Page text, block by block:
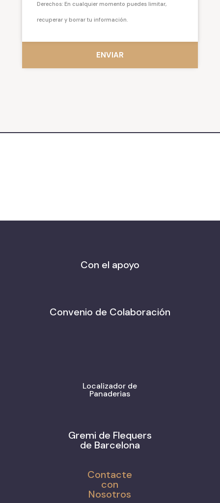
Derechos: En cualquier momento puedes limitar,
recuperar y borrar tu información.
Con el apoyo
Convenio de Colaboración
Localizador de
Panaderias
Gremi de Flequers
de Barcelona
Contacte
con
Nosotros